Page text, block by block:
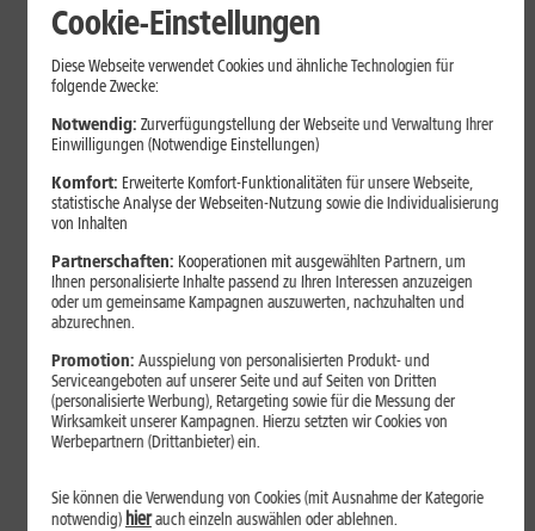
Tests & Vergleiche
Galaxy Z Fold7 oder Fold8: Was
sich beim neuen Foldable geändert
Kompakteres Format, neuer Chip, größerer Akku: Das Galaxy Z
Fold8 setzt andere Schwerpunkte als sein Vorgänger. Wir
zeigen, was Samsung verändert hat, welche Neuerungen im
Alltag zählen und wo das Fold7 Vorteile behält.
Mehr erfahren
Cookie-Einstellungen
Diese Webseite verwendet Cookies und ähnliche Technologien für
folgende Zwecke:
Notwendig: Zurverfügungstellung der Webseite und Verwaltung Ihrer
Einwilligungen (Notwendige Einstellungen)
Komfort: Erweiterte Komfort-Funktionalitäten für unsere Webseite,
statistische Analyse der Webseiten-Nutzung sowie die Individualisierung
von Inhalten
Partnerschaften: Kooperationen mit ausgewählten Partnern, um
Ihnen personalisierte Inhalte passend zu Ihren Interessen anzuzeigen
oder um gemeinsame Kampagnen auszuwerten, nachzuhalten und
abzurechnen.
Promotion: Ausspielung von personalisierten Produkt- und
Serviceangeboten auf unserer Seite und auf Seiten von Dritten
(personalisierte Werbung), Retargeting sowie für die Messung der
Wirksamkeit unserer Kampagnen. Hierzu setzten wir Cookies von
Werbepartnern (Drittanbieter) ein.
Sie können die Verwendung von Cookies (mit Ausnahme der Kategorie
notwendig) hierauch einzeln auswählen oder ablehnen.